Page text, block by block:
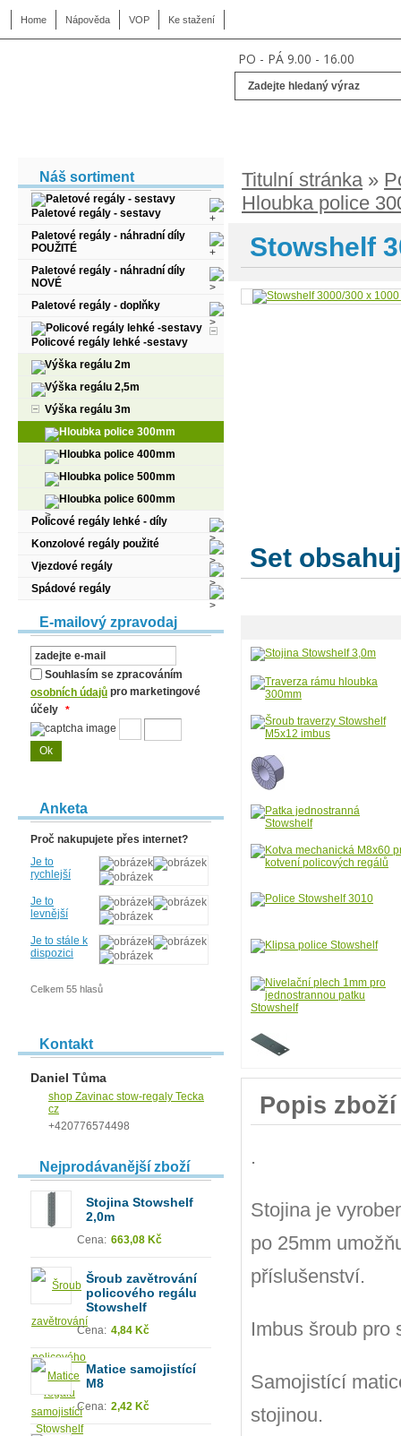
PO - PÁ 9.00 - 16.00
Home Nápověda VOP Ke stažení
Titulní stránka»
Hloubka police
Stowshelf
Set
Popis zboží
.
Stojina je
po 25mm
příslušenství.
Imbus šroub pro
Samojistící
stojinou.
Náš sortiment
Paletové regály - sestavy
Paletové regály - náhradní díly
POUŽITÉ
Paletové regály - náhradní díly
NOVÉ
Paletové regály - doplňky
Policové regály lehké -sestavy
Výška regálu 2m
Výška regálu 2,5m
Výška regálu 3m
Hloubka police 300mm
Hloubka police 400mm
Hloubka police 500mm
Hloubka police 600mm
Policové regály lehké - díly
Konzolové regály použité
Vjezdové regály
Spádové regály
E-mailový zpravodaj
Souhlasím se zpracováním
osobních údajů pro marketingové
účely *
Anketa
Proč nakupujete přes internet?
Je to
rychlejší
Je to
levnější
Je to stále k
dispozici
Celkem 55 hlasů
Kontakt
Daniel Tůma
shop Zavinac stow-regaly Tecka
cz
+420776574498
Nejprodávanější zboží
Stojina Stowshelf
2,0m
Cena: 663,08 Kč
Šroub zavětrování
policového regálu
Stowshelf
Cena: 4,84 Kč
Matice samojistící
M8
Cena: 2,42 Kč